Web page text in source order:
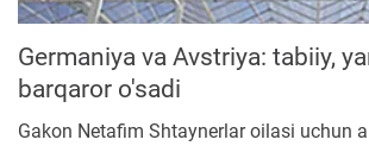
Germaniya va Avstriya: tabiiy,
barqaror o'sadi
Gakon Netafim Shtaynerlar oilasi uchun